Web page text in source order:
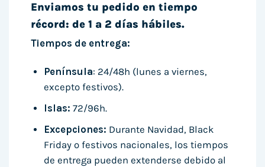
Enviamos tu pedido en tiempo
récord: de 1 a 2 días hábiles.
Tiempos de entrega:
Península: 24/48h (lunes a viernes,
excepto festivos).
Islas: 72/96h.
Excepciones: Durante Navidad, Black
Friday o festivos nacionales, los tiempos
de entrega pueden extenderse debido al